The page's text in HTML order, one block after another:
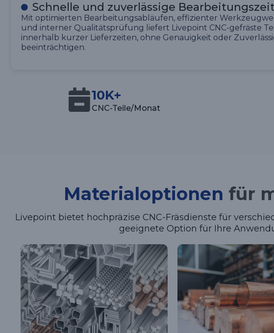
Schnelle und zuverlässige
Mit optimierten Bearbeitungsabläufen, effizienter
und interner Qualitätsprüfung liefert Livepoint CNC-gefräste
innerhalb kurzer Lieferzeiten, ohne Genauigkeit oder
beeinträchtigen.
10K+
CNC-Teile/Monat
Materialoptionen für
Livepoint bietet hochpräzise CNC-Fräsdienste für
geeignete Option für Ihre